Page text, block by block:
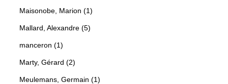
Maisonobe, Marion (1)
Mallard, Alexandre (5)
manceron (1)
Marty, Gérard (2)
Meulemans, Germain (1)